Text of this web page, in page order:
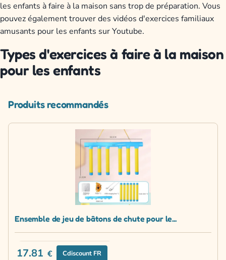
les enfants à faire à la maison sans trop de préparation. Vous
pouvez également trouver des vidéos d'exercices familiaux
amusants pour les enfants sur Youtube.
Types d'exercices à faire à la maison
pour les enfants
Produits recommandés
Ensemble de jeu de bâtons de chute pour le...
17.81 € Cdiscount FR